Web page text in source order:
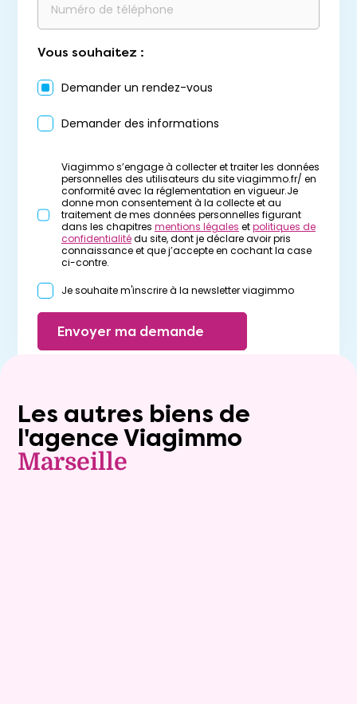
Vous souhaitez :
Demander un rendez-vous
Demander des informations
Viagimmo s’engage à collecter et traiter les données
personnelles des utilisateurs du site viagimmo.fr/ en
conformité avec la réglementation en vigueur.Je
donne mon consentement à la collecte et au
traitement de mes données personnelles figurant
dans les chapitres mentions légales etpolitiques de
confidentialitédu site, dont je déclare avoir pris
connaissance et que j’accepte en cochant la case
ci-contre.
Je souhaite m'inscrire à la newsletter viagimmo
Envoyer ma demande
Les autres biens de
l'agence Viagimmo
Marseille